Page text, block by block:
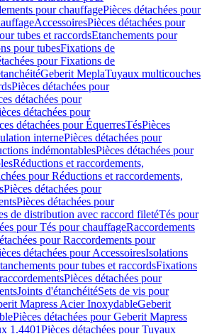
pour chauffagePièces détachées pour
AccessoiresPièces détachées pour
tubes et raccordsEtanchements pour
pour tubesFixations de
pour Fixations de
Geberit MeplaTuyaux multicouches
Pièces détachées pour
détachées pour
détachées pour
détachées pour ÉquerresTésPièces
internePièces détachées pour
indémontablesPièces détachées pour
Réductions et raccordements,
pour Réductions et raccordements,
Pièces détachées pour
Pièces détachées pour
de distribution avec raccord filetéTés pour
pour Tés pour chauffageRaccordements
pour Raccordements pour
détachées pour AccessoiresIsolations
pour tubes et raccordsFixations
Pièces détachées pour
Joints d'étanchéitéSets de vis pour
Mapress Acier InoxydableGeberit
Pièces détachées pour Geberit Mapress
1.4401Pièces détachées pour Tuyaux